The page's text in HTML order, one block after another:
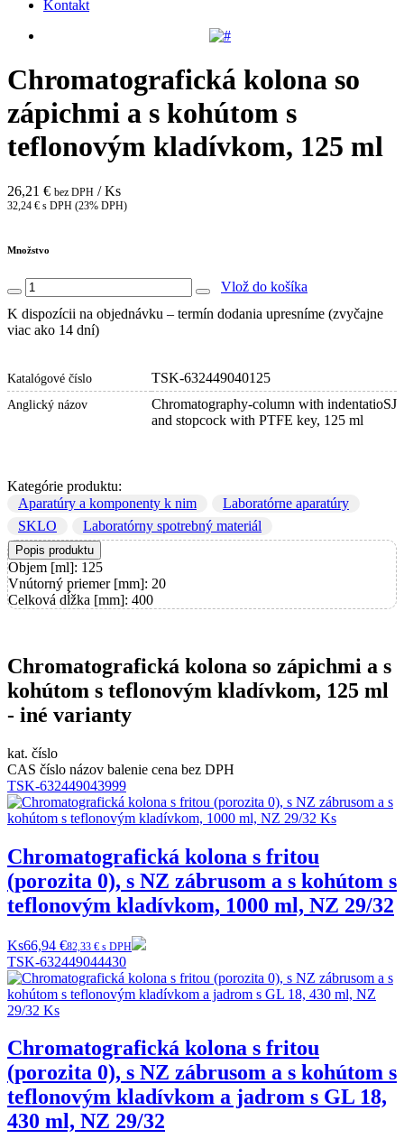
Kontakt
Chromatografická kolona so
zápichmi a s kohútom s
teflonovým kladívkom, 125 ml
26,21 € bez DPH / Ks
32,24 € s DPH (23% DPH)
Množstvo
Vlož do košíka
K dispozícii na objednávku – termín dodania upresníme (zvyčajne
viac ako 14 dní)
Katalógové číslo TSK-632449040125
Anglický názov
Chromatography-column with indentatioSJ
and stopcock with PTFE key, 125 ml
Kategórie produktu:
Aparatúry a komponenty k nim
Laboratórne aparatúry
SKLO
Laboratórny spotrebný materiál
Popis produktu
Objem [ml]: 125
Vnútorný priemer [mm]: 20
Celková dĺžka [mm]: 400
Chromatografická kolona so zápichmi a s
kohútom s teflonovým kladívkom, 125 ml
- iné varianty
kat. číslo
CAS číslo názov balenie cena bez DPH
TSK-632449043999
Chromatografická kolona s fritou
(porozita 0), s NZ zábrusom a s kohútom s
teflonovým kladívkom, 1000 ml, NZ 29/32
Ks66,94 €82,33 € s DPH
TSK-632449044430
Chromatografická kolona s fritou
(porozita 0), s NZ zábrusom a s kohútom s
teflonovým kladívkom a jadrom s GL 18,
430 ml, NZ 29/32